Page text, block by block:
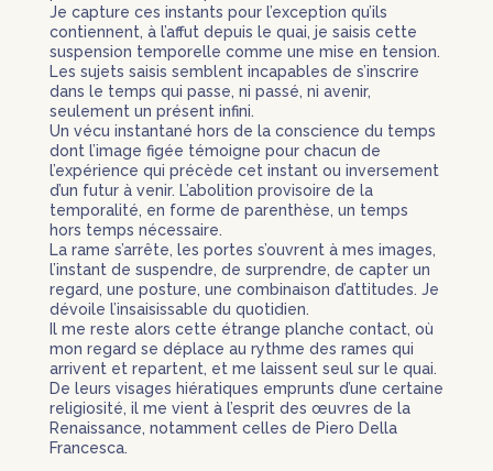
Je capture ces instants pour l’exception qu’ils
contiennent, à l’affut depuis le quai, je saisis cette
suspension temporelle comme une mise en tension.
Les sujets saisis semblent incapables de s’inscrire
dans le temps qui passe, ni passé, ni avenir,
seulement un présent infini.
Un vécu instantané hors de la conscience du temps
dont l’image figée témoigne pour chacun de
l’expérience qui précède cet instant ou inversement
d’un futur à venir. L’abolition provisoire de la
temporalité, en forme de parenthèse, un temps
hors temps nécessaire.
La rame s’arrête, les portes s’ouvrent à mes images,
l’instant de suspendre, de surprendre, de capter un
regard, une posture, une combinaison d’attitudes. Je
dévoile l’insaisissable du quotidien.
Il me reste alors cette étrange planche contact, où
mon regard se déplace au rythme des rames qui
arrivent et repartent, et me laissent seul sur le quai.
De leurs visages hiératiques emprunts d’une certaine
religiosité, il me vient à l’esprit des œuvres de la
Renaissance, notamment celles de Piero Della
Francesca.